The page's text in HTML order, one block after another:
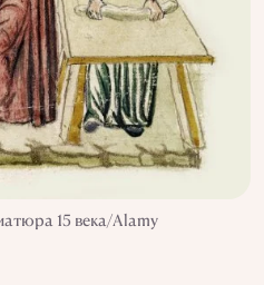
15 века/Alamy